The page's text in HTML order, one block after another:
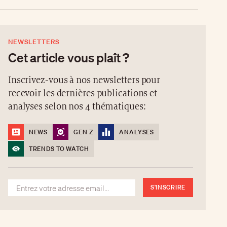
NEWSLETTERS
Cet article vous plaît ?
Inscrivez-vous à nos newsletters pour
recevoir les dernières publications et
analyses selon nos 4 thématiques:
NEWS GEN Z
ANALYSES
TRENDS TO WATCH
S'INSCRIRE